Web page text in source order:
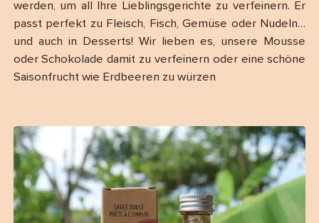
werden, um all Ihre Lieblingsgerichte zu verfeinern. Er
passt perfekt zu Fleisch, Fisch, Gemüse oder Nudeln…
und auch in Desserts! Wir lieben es, unsere Mousse
oder Schokolade damit zu verfeinern oder eine schöne
Saisonfrucht wie Erdbeeren zu würzen